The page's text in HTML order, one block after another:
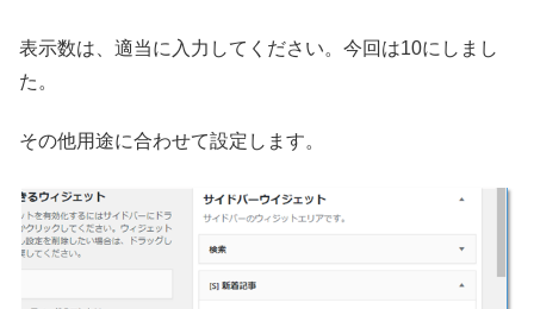
表示数は、適当に入力してください。今回は10にしまし
た。
その他用途に合わせて設定します。